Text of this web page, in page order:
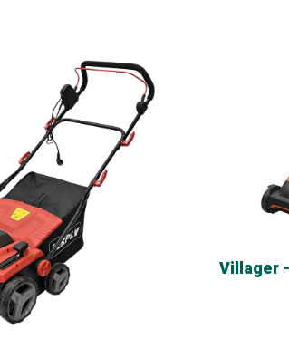
מכסחת דשא חשמלית – Villager